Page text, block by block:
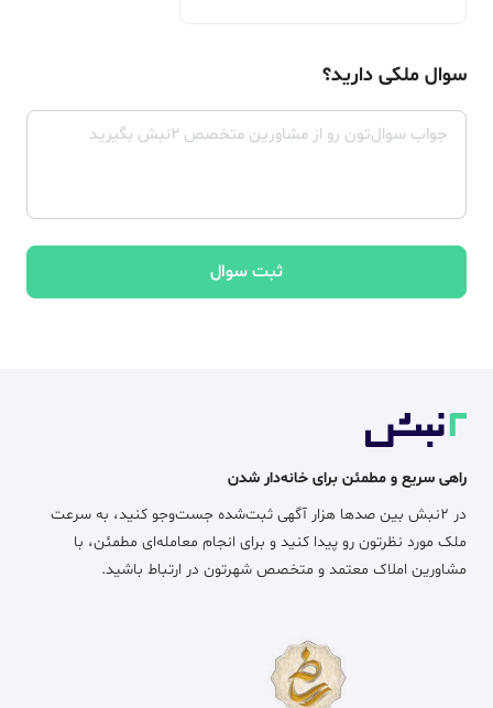
سوال ملکی دارید؟
ثبت سوال
راهی سریع و مطمئن برای خانه‌دار شدن
در ۲نبش بین صدها هزار آگهی ثبت‌شده جست‌وجو کنید، به سرعت
ملک مورد نظرتون رو پیدا کنید و برای انجام معامله‌ای مطمئن، با
مشاورین املاک معتمد و متخصص شهرتون در ارتباط باشید.